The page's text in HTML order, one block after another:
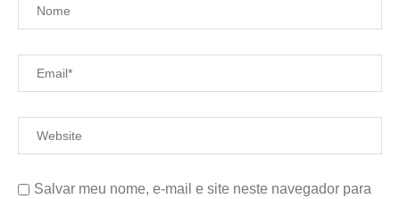
Salvar meu nome, e-mail e site neste navegador para